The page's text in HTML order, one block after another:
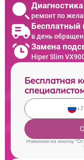
ремонт по
Бесплатный
в день
Замена
Hiper Slim
Бесплатная
Нажимая на кнопку